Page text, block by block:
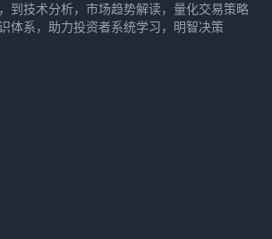
到技术分析，市场趋势解读，量化交易策略
体系，助力投资者系统学习，明智决策